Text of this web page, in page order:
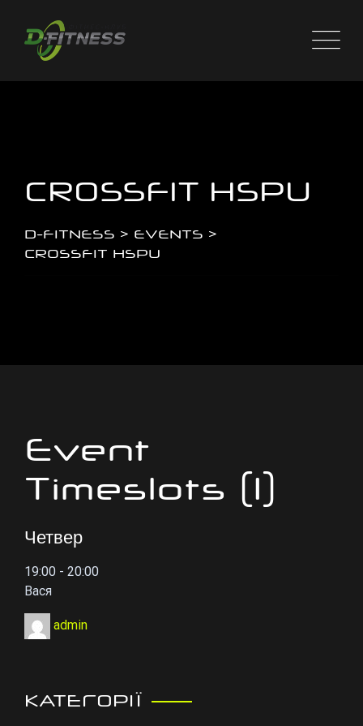
content
CROSSFIT HSPU
D-FITNESS > EVENTS >
CROSSFIT HSPU
Event
Timeslots (1)
Четвер
19:00 - 20:00
Вася
admin
КАТЕГОРІЇ